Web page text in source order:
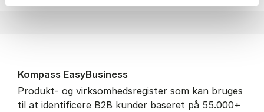
Kom­pass Ea­sy­Bu­si­ness
Produkt- og virksomhedsregister som kan bruges
til at identificere B2B kunder baseret på 55.000+